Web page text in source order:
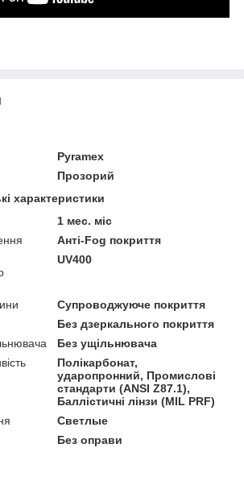
Pyramex
Прозорий
характеристики
1 мес. міс
Анті-Fog покриття
UV400
Супроводжуюче покриття
Без дзеркального покриття
Без ущільнювача
Полікарбонат,
ударопронний, Промислові
стандарти (ANSI Z87.1),
Баллістичні лінзи (MIL PRF)
Светлые
Без оправи